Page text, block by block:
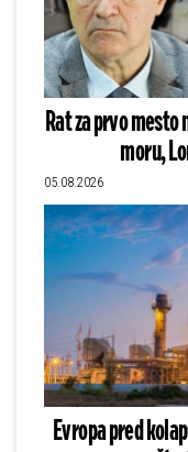
Rat za prvo
moru,
05.08.2026
Evropa pred